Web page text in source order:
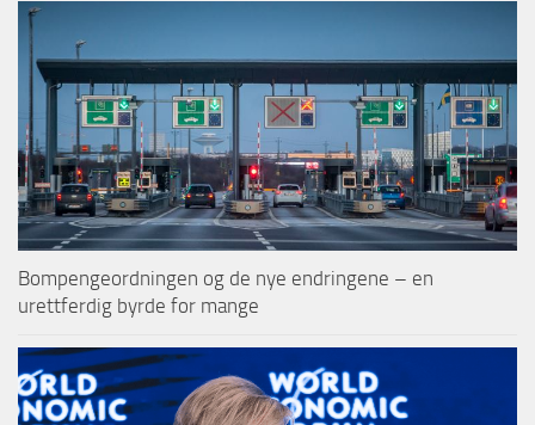
Bompengeordningen og de nye endringene – en
urettferdig byrde for mange